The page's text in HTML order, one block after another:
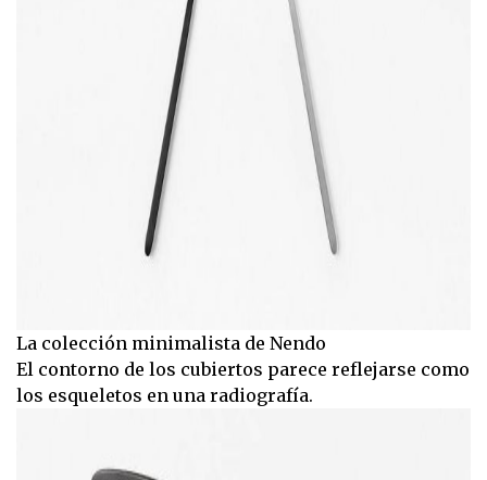
La colección minimalista de Nendo
El contorno de los cubiertos parece reflejarse como
los esqueletos en una radiografía.